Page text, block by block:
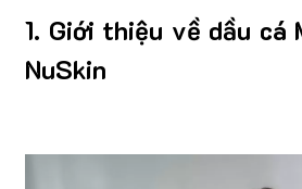
1. Giới thiệu về dầu cá
NuSkin